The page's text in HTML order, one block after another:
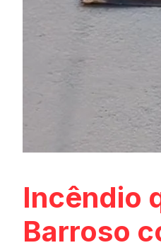
Incêndio
Barroso